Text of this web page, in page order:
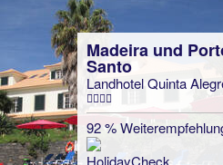
Madeira und
Santo
Landhotel Quinta
92 %